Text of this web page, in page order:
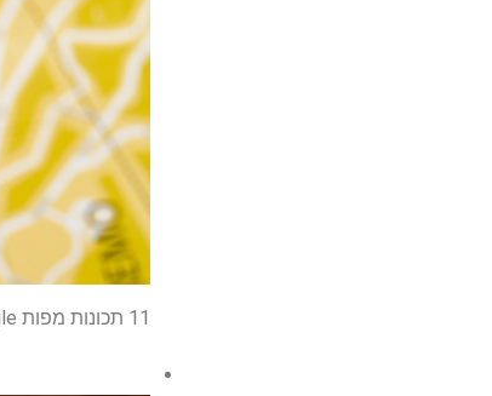
11 תכונות מפות Google מוערכות שעליך להשתמש בו ברגע זה